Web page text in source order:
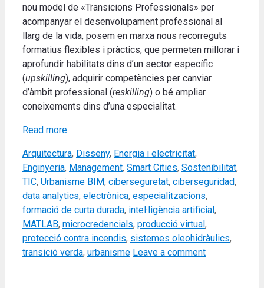
nou model de «Transicions Professionals» per
acompanyar el desenvolupament professional al
llarg de la vida, posem en marxa nous recorreguts
formatius flexibles i pràctics, que permeten millorar i
aprofundir habilitats dins d’un sector específic
(upskilling), adquirir competències per canviar
d’àmbit professional (reskilling) o bé ampliar
coneixements dins d’una especialitat.
Read more
Categories
Arquitectura, Disseny, Energia i electricitat,
Enginyeria, Management, Smart Cities, Sostenibilitat,
TIC, Urbanisme Tags
BIM, ciberseguretat, ciberseguridad,
data analytics, electrònica, especialitzacions,
formació de curta durada, intel·ligència artificial ,
MATLAB, microcredencials, producció virtual ,
protecció contra incendis, sistemes oleohidràulics,
transició verda, urbanisme Leave a comment